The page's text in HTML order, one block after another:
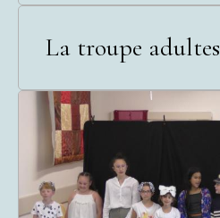
La troupe adultes